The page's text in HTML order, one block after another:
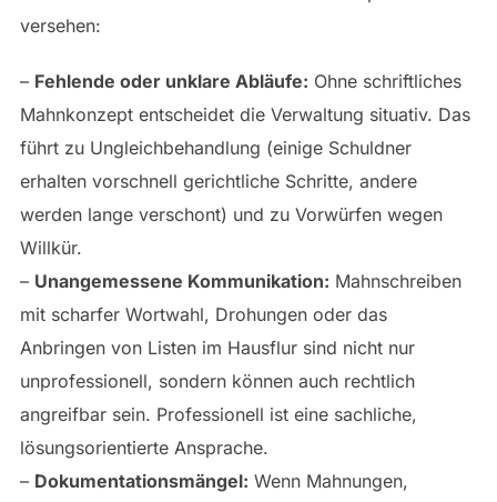
versehen:
– Fehlende oder unklare Abläufe: Ohne schriftliches
Mahnkonzept entscheidet die Verwaltung situativ. Das
führt zu Ungleichbehandlung (einige Schuldner
erhalten vorschnell gerichtliche Schritte, andere
werden lange verschont) und zu Vorwürfen wegen
Willkür.
– Unangemessene Kommunikation: Mahnschreiben
mit scharfer Wortwahl, Drohungen oder das
Anbringen von Listen im Hausflur sind nicht nur
unprofessionell, sondern können auch rechtlich
angreifbar sein. Professionell ist eine sachliche,
lösungsorientierte Ansprache.
– Dokumentationsmängel: Wenn Mahnungen,